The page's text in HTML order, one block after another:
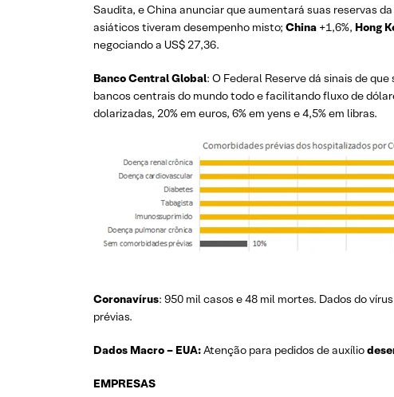
Saudita, e China anunciar que aumentará suas reservas
asiáticos tiveram desempenho misto; China +1,6%, Hong
negociando a US$ 27,36.
Banco Central Global: O Federal Reserve dá sinais de
bancos centrais do mundo todo e facilitando fluxo de
dolarizadas, 20% em euros, 6% em yens e 4,5% em libras.
Coronavírus: 950 mil casos e 48 mil mortes. Dados do
prévias.
Dados Macro – EUA:Atenção para pedidos de auxílio
EMPRESAS